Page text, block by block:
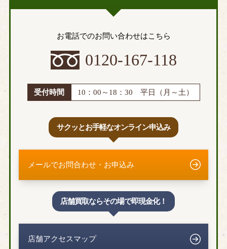
お電話でのお問い合わせはこちら
0120-167-118
受付時間 10：00～18：30 平日（月～土）
サクッとお手軽なオンライン申込み
メールでお問合わせ・お申込み
店舗買取ならその場で即現金化！
店舗アクセスマップ